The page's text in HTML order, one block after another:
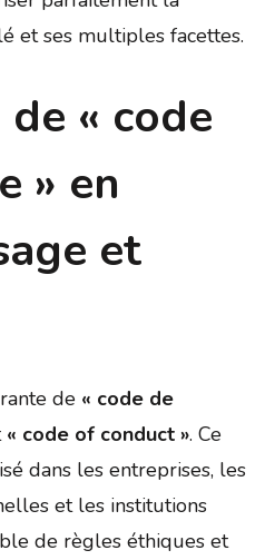
et ses multiples facettes.
« code
» en
et
de « code de
« code of conduct ». Ce
dans les entreprises, les
et les institutions
de règles éthiques et